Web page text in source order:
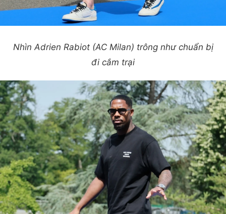
Nhìn Adrien Rabiot (AC Milan) trông như chuẩn bị
đi cắm trại